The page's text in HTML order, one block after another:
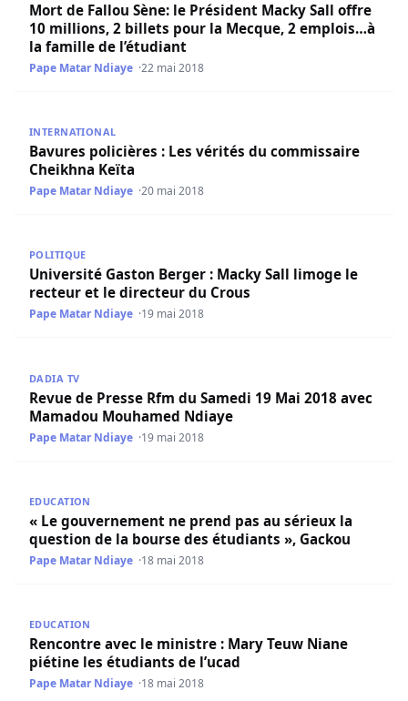
Mort de Fallou Sène: le Président Macky Sall offre
10 millions, 2 billets pour la Mecque, 2 emplois…à
la famille de l’étudiant
Pape Matar Ndiaye 22 mai 2018
INTERNATIONAL
Bavures policières : Les vérités du commissaire
Cheikhna Keïta
Pape Matar Ndiaye 20 mai 2018
POLITIQUE
Université Gaston Berger : Macky Sall limoge le
recteur et le directeur du Crous
Pape Matar Ndiaye 19 mai 2018
DADIA TV
Revue de Presse Rfm du Samedi 19 Mai 2018 avec
Mamadou Mouhamed Ndiaye
Pape Matar Ndiaye 19 mai 2018
EDUCATION
« Le gouvernement ne prend pas au sérieux la
question de la bourse des étudiants », Gackou
Pape Matar Ndiaye 18 mai 2018
EDUCATION
Rencontre avec le ministre : Mary Teuw Niane
piétine les étudiants de l’ucad
Pape Matar Ndiaye 18 mai 2018